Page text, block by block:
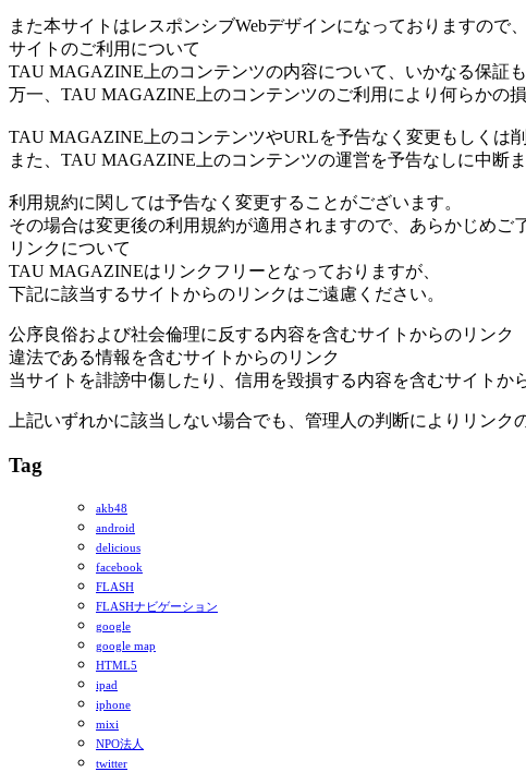
また本サイトはレスポンシブWebデザインになっておりますので
サイトのご利用について
TAU MAGAZINE上のコンテンツの内容について、いかなる保証も
万一、TAU MAGAZINE上のコンテンツのご利用により何らかの
TAU MAGAZINE上のコンテンツやURLを予告なく変更もしくは
また、TAU MAGAZINE上のコンテンツの運営を予告なしに中断
利用規約に関しては予告なく変更することがございます。
その場合は変更後の利用規約が適用されますので、あらかじめご
リンクについて
TAU MAGAZINEはリンクフリーとなっておりますが、
下記に該当するサイトからのリンクはご遠慮ください。
公序良俗および社会倫理に反する内容を含むサイトからのリンク
違法である情報を含むサイトからのリンク
当サイトを誹謗中傷したり、信用を毀損する内容を含むサイトか
上記いずれかに該当しない場合でも、管理人の判断によりリンク
Tag
akb48
android
delicious
facebook
FLASH
FLASHナビゲーション
google
google map
HTML5
ipad
iphone
mixi
NPO法人
twitter